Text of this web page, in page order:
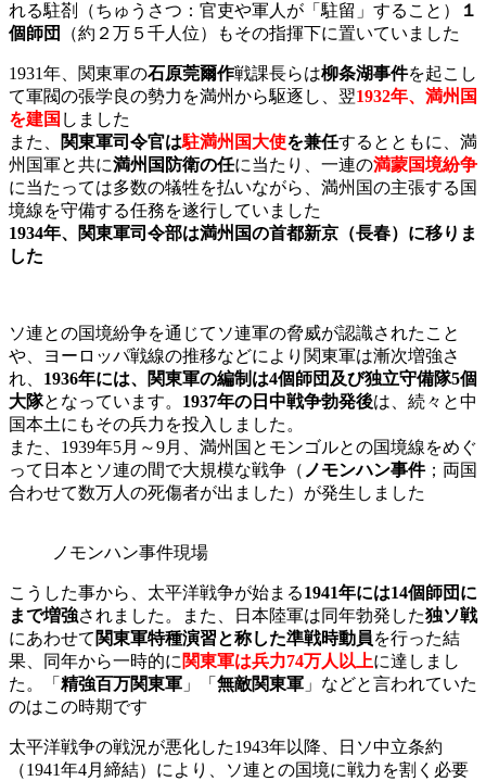
れる駐剳（ちゅうさつ：官吏や軍人が「駐留」すること）
１
個師団
（約２万５千人位）もその指揮下に置いていました
1931年、関東軍の石原莞爾作戦課長らは柳条湖事件を起こし
て軍閥の張学良の勢力を満州から駆逐し、翌1932年、満州国
を建国 しました
また、
関東軍司令官は駐満州国大使を兼任するとともに、満
州国軍と共に満州国防衛の任に当たり、一連の満蒙国境紛争
に当たっては多数の犠牲を払いながら、満州国の主張する国
境線を守備する任務を遂行していました
1934年、関東軍司令部は満州国の首都新京（長春）に移りま
した
ソ連との国境紛争を通じてソ連軍の脅威が認識されたこと
や、ヨーロッパ戦線の推移などにより関東軍は漸次増強さ
れ、 1936年には、関東軍の編制は4個師団及び独立守備隊5個
大隊となっています。 1937年の日中戦争勃発後は、続々と中
国本土にもその兵力を投入しました。
また、1939年5月～9月、満州国とモンゴルとの国境線をめぐ
って日本とソ連の間で大規模な戦争（ ノモンハン事件；両国
合わせて数万人の死傷者が出ました）が発生しました
ノモンハン事件現場
こうした事から、太平洋戦争が始まる1941年には14個師団に
まで増強されました。また、日本陸軍は同年勃発した独ソ戦
にあわせて 関東軍特種演習と称した準戦時動員を行った結
果、同年から一時的に 関東軍は兵力74万人以上に達しまし
た。「 精強百万関東軍 」「 無敵関東軍 」などと言われていた
のはこの時期です
太平洋戦争の戦況が悪化した1943年以降、日ソ中立条約
（1941年4月締結）により、ソ連との国境に戦力を割く必要